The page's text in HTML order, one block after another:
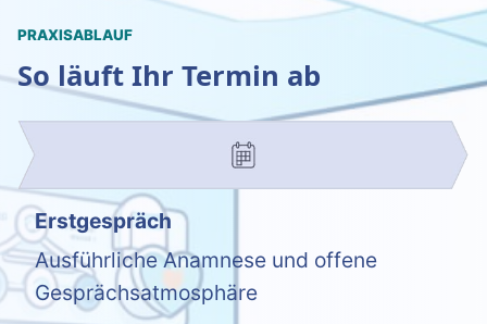
PRAXISABLAUF
So läuft Ihr Termin ab
Erstgespräch
Ausführliche Anamnese und offene
Gesprächsatmosphäre